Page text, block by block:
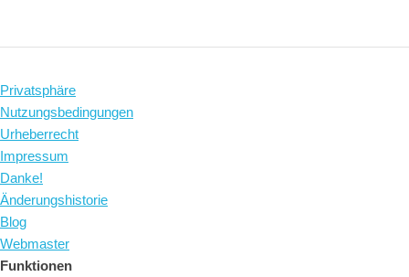
Privatsphäre
Nutzungsbedingungen
Urheberrecht
Impressum
Danke!
Änderungshistorie
Blog
Webmaster
Funktionen